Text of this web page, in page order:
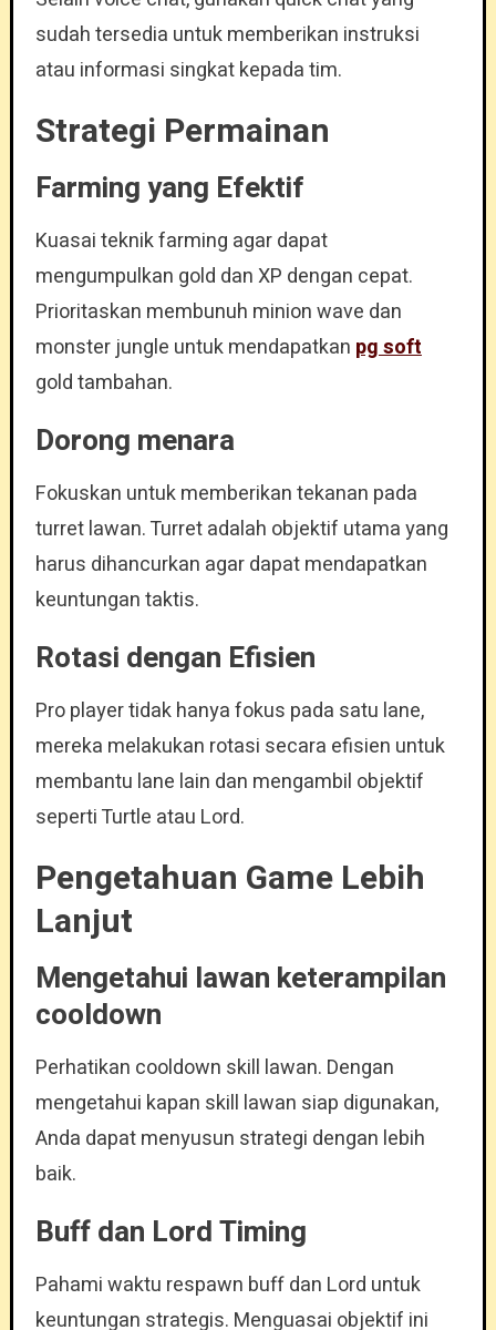
sudah tersedia untuk memberikan instruksi
atau informasi singkat kepada tim.
Strategi Permainan
Farming yang Efektif
Kuasai teknik farming agar dapat
mengumpulkan gold dan XP dengan cepat.
Prioritaskan membunuh minion wave dan
monster jungle untuk mendapatkan pg soft
gold tambahan.
Dorong menara
Fokuskan untuk memberikan tekanan pada
turret lawan. Turret adalah objektif utama yang
harus dihancurkan agar dapat mendapatkan
keuntungan taktis.
Rotasi dengan Efisien
Pro player tidak hanya fokus pada satu lane,
mereka melakukan rotasi secara efisien untuk
membantu lane lain dan mengambil objektif
seperti Turtle atau Lord.
Pengetahuan Game Lebih
Lanjut
Mengetahui lawan keterampilan
cooldown
Perhatikan cooldown skill lawan. Dengan
mengetahui kapan skill lawan siap digunakan,
Anda dapat menyusun strategi dengan lebih
baik.
Buff dan Lord Timing
Pahami waktu respawn buff dan Lord untuk
keuntungan strategis. Menguasai objektif ini